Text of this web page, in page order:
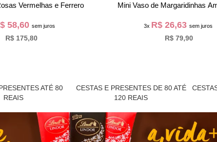
Astromélias e Chocolate
94,30 sem juros
R$ 282,90
Cesta Sonho dos
3x R$ 79,63 sem juros
R$ 238,90
ATÉ 80
REAIS
CESTAS E PRESENTES DE 80 ATÉ
120 REAIS